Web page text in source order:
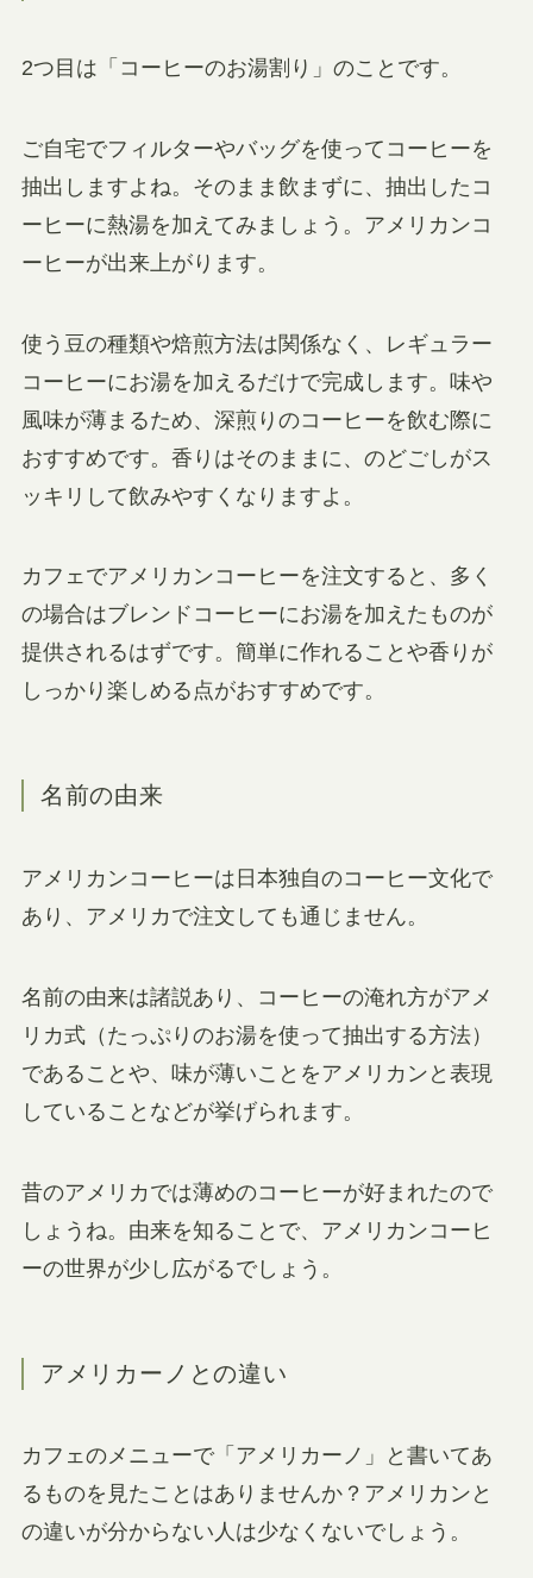
2つ目は「コーヒーのお湯割り」のことです。
ご自宅でフィルターやバッグを使ってコーヒーを
抽出しますよね。そのまま飲まずに、抽出したコ
ーヒーに熱湯を加えてみましょう。アメリカンコ
ーヒーが出来上がります。
使う豆の種類や焙煎方法は関係なく、レギュラー
コーヒーにお湯を加えるだけで完成します。味や
風味が薄まるため、深煎りのコーヒーを飲む際に
おすすめです。香りはそのままに、のどごしがス
ッキリして飲みやすくなりますよ。
カフェでアメリカンコーヒーを注文すると、多く
の場合はブレンドコーヒーにお湯を加えたものが
提供されるはずです。簡単に作れることや香りが
しっかり楽しめる点がおすすめです。
名前の由来
アメリカンコーヒーは日本独自のコーヒー文化で
あり、アメリカで注文しても通じません。
名前の由来は諸説あり、コーヒーの淹れ方がアメ
リカ式（たっぷりのお湯を使って抽出する方法）
であることや、味が薄いことをアメリカンと表現
していることなどが挙げられます。
昔のアメリカでは薄めのコーヒーが好まれたので
しょうね。由来を知ることで、アメリカンコーヒ
ーの世界が少し広がるでしょう。
アメリカーノとの違い
カフェのメニューで「アメリカーノ」と書いてあ
るものを見たことはありませんか？アメリカンと
の違いが分からない人は少なくないでしょう。